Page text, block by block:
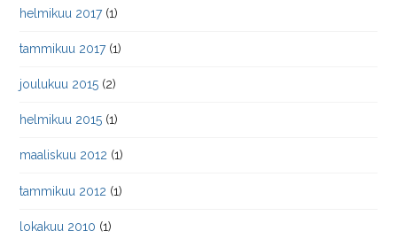
helmikuu 2017(1)
tammikuu 2017(1)
joulukuu 2015 (2)
helmikuu 2015 (1)
maaliskuu 2012 (1)
tammikuu 2012 (1)
lokakuu 2010 (1)